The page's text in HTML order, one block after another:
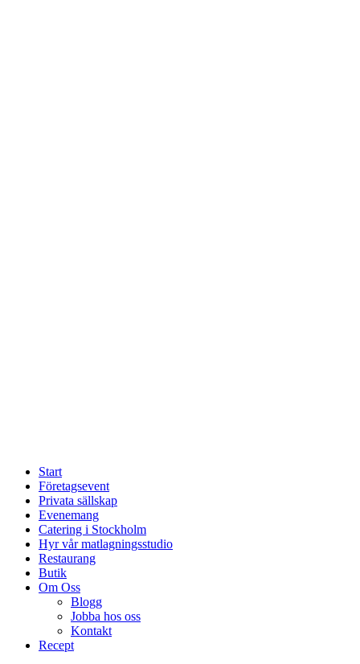
Start
Företagsevent
Privata sällskap
Evenemang
Catering i Stockholm
Hyr vår matlagningsstudio
Restaurang
Butik
Om Oss
Blogg
Jobba hos oss
Kontakt
Recept